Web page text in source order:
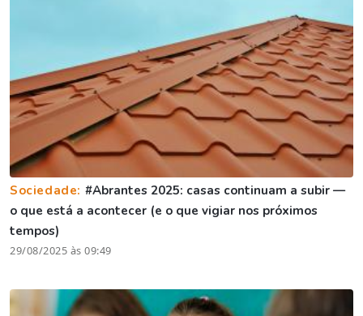
Sociedade: #Abrantes 2025: casas continuam a subir —
o que está a acontecer (e o que vigiar nos próximos
tempos)
29/08/2025 às 09:49